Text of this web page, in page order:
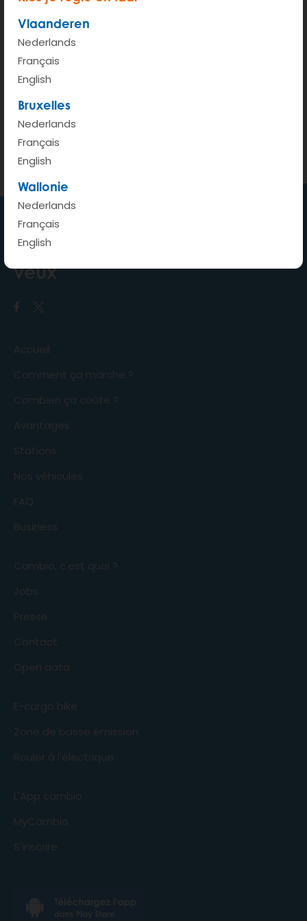
Vlaanderen
Nederlands
Français
English
Bruxelles
Nederlands
Français
English
Wallonie
Nederlands
Français
English
Ma voiture où je veux quand je
veux
Accueil
Comment ça marche ?
Combien ça coûte ?
Avantages
Stations
Nos véhicules
FAQ
Business
Cambio, c'est quoi ?
Jobs
Presse
Contact
Open data
E-cargo bike
Zone de basse émission
Rouler à l'électrique
L'App cambio
MyCambio
S'inscrire